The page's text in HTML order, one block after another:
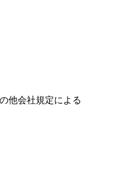
他会社規定による